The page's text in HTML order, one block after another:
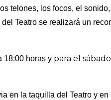
telones, los focos, el
Teatro se realizará un
18:00 horas y para el sábado
en la taquilla del Teatro y en